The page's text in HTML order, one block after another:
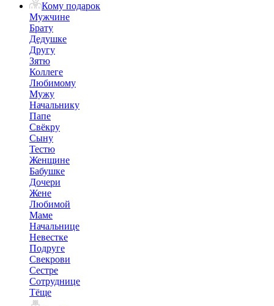
Кому подарок
Мужчине
Брату
Дедушке
Другу
Зятю
Коллеге
Любимому
Мужу
Начальнику
Папе
Свёкру
Сыну
Тестю
Женщине
Бабушке
Дочери
Жене
Любимой
Маме
Начальнице
Невестке
Подруге
Свекрови
Сестре
Сотруднице
Тёще